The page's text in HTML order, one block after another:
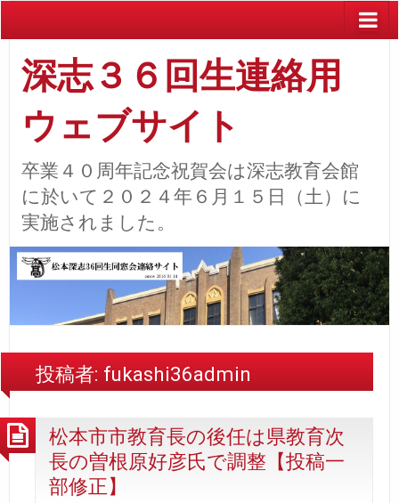
深志３６回生連絡用
ウェブサイト
卒業４０周年記念祝賀会は深志教育会館
に於いて２０２４年６月１５日（土）に
実施されました。
投稿者: fukashi36admin
松本市市教育長の後任は県教育次
長の曽根原好彦氏で調整【投稿一
部修正】